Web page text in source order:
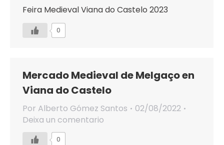
Feira Medieval Viana do Castelo 2023
0
Mercado Medieval de Melgaço en
Viana do Castelo
Por Alberto Gómez Santos
02/08/2022
Deixa un comentario
0